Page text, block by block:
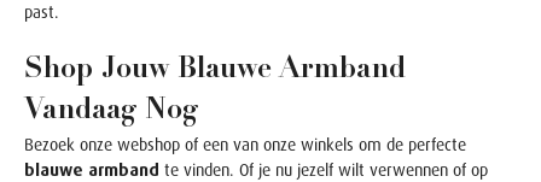
past.
Shop Jouw Blauwe Armband
Vandaag Nog
Bezoek onze webshop of een van onze winkels om de perfecte
blauwe armband te vinden. Of je nu jezelf wilt verwennen of op